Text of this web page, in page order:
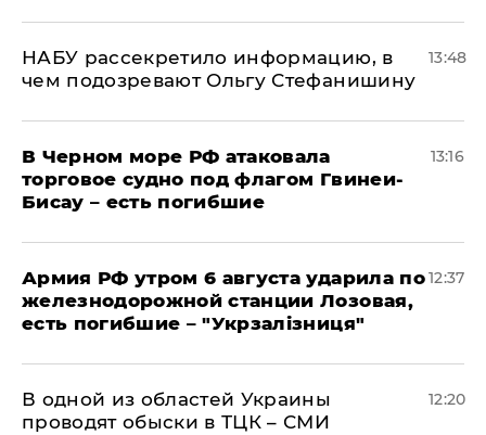
НАБУ рассекретило информацию, в
чем подозревают Ольгу Стефанишину
13:48
В Черном море РФ атаковала
торговое судно под флагом Гвинеи-
Бисау – есть погибшие
13:16
Армия РФ утром 6 августа ударила по
железнодорожной станции Лозовая,
есть погибшие – "Укрзалізниця"
12:37
В одной из областей Украины
проводят обыски в ТЦК – СМИ
12:20